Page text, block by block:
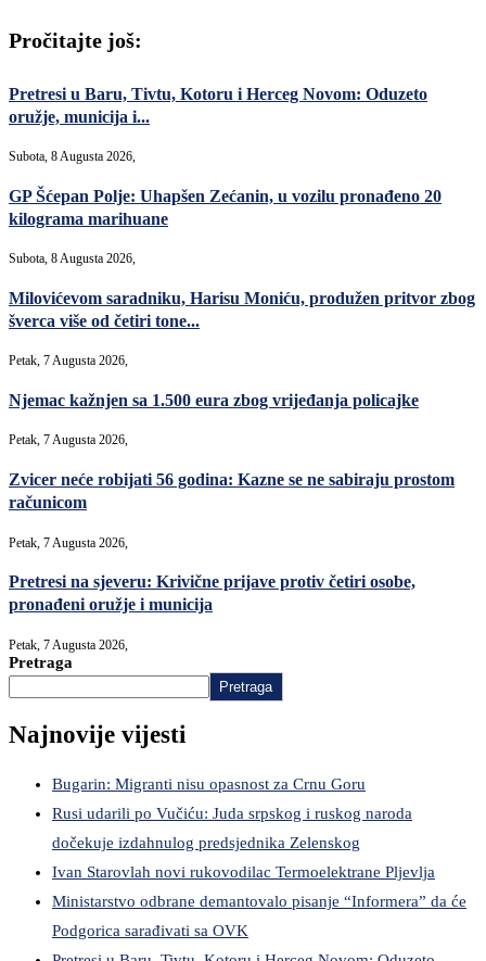
Pročitajte još:
Pretresi u Baru, Tivtu, Kotoru i Herceg Novom: Oduzeto
oružje, municija i...
Subota, 8 Augusta 2026,
GP Šćepan Polje: Uhapšen Zećanin, u vozilu pronađeno 20
kilograma marihuane
Subota, 8 Augusta 2026,
Milovićevom saradniku, Harisu Moniću, produžen pritvor zbog
šverca više od četiri tone...
Petak, 7 Augusta 2026,
Njemac kažnjen sa 1.500 eura zbog vrijeđanja policajke
Petak, 7 Augusta 2026,
Zvicer neće robijati 56 godina: Kazne se ne sabiraju prostom
računicom
Petak, 7 Augusta 2026,
Pretresi na sjeveru: Krivične prijave protiv četiri osobe,
pronađeni oružje i municija
Petak, 7 Augusta 2026,
Pretraga
Pretraga
Najnovije vijesti
Bugarin: Migranti nisu opasnost za Crnu Goru
Rusi udarili po Vučiću: Juda srpskog i ruskog naroda
dočekuje izdahnulog predsjednika Zelenskog
Ivan Starovlah novi rukovodilac Termoelektrane Pljevlja
Ministarstvo odbrane demantovalo pisanje “Informera” da će
Podgorica sarađivati sa OVK